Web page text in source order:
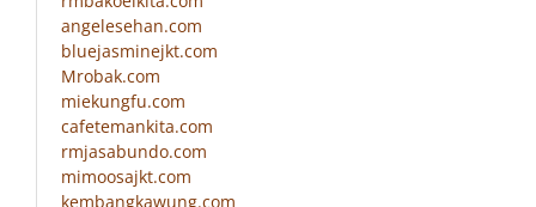
angelesehan.com
bluejasminejkt.com
Mrobak.com
miekungfu.com
cafetemankita.com
rmjasabundo.com
mimoosajkt.com
kembangkawung.com